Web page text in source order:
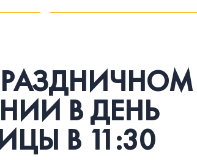
В ДЕНЬ
В 11:30